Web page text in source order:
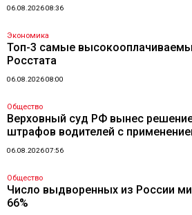
06.08.2026 08:36
Экономика
Топ-3 самые
Росстата
06.08.2026 08:00
Общество
Верховный суд РФ вынес
штрафов водителей с
06.08.2026 07:56
Общество
Число выдворенных из России
66%